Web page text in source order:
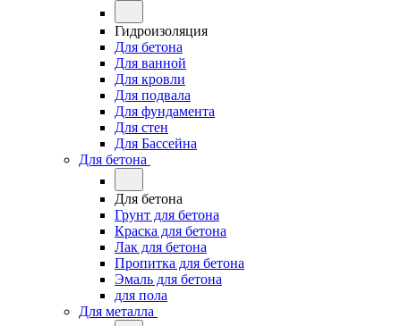
Гидроизоляция
Для бетона
Для ванной
Для кровли
Для подвала
Для фундамента
Для стен
Для Бассейна
Для бетона
Для бетона
Грунт для бетона
Краска для бетона
Лак для бетона
Пропитка для бетона
Эмаль для бетона
для пола
Для металла